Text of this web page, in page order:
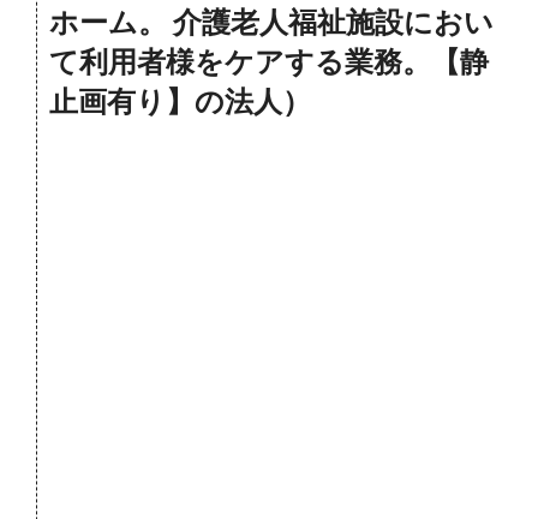
ホーム。 介護老人福祉施設におい
て利用者様をケアする業務。【静
止画有り】の法人）